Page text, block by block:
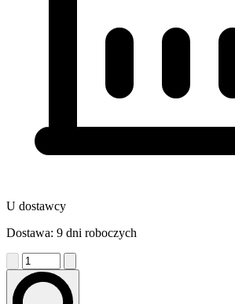
U dostawcy
Dostawa: 9 dni roboczych